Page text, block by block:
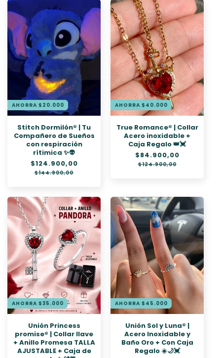
AHORRA $20.000
Stitch Dormilón® | Tu
Compañero de Sueños
con respiración
rítimica ✨👽
Precio
habitual
$124.900,00
$144.900,00
AHORRA $40.000
True Romance® | Collar
Acero inoxidable +
Caja Regalo 👑💓
Precio
habitual
$84.900,00
$124.900,00
AHORRA $35.000
Unión Princess
promise® | Collar llave
+ Anillo Promesa TALLA
AJUSTABLE + Caja de
AHORRA $45.000
Unión Sol y Luna® |
Acero Inoxidable y
Baño Oro + Con Caja
Regalo ☀️🌙💓